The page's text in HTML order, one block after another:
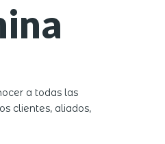
a todas las
clientes, aliados,